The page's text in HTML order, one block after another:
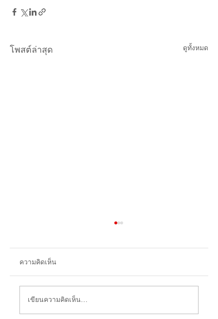
โพสต์ล่าสุด ดูทั้งหมด
ความคิดเห็น
เขียนความคิดเห็น…